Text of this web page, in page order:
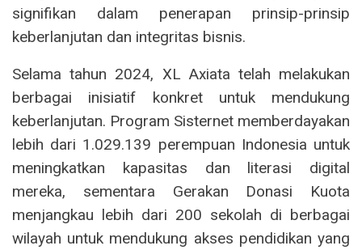
signifikan dalam penerapan prinsip-prinsip
keberlanjutan dan integritas bisnis.
Selama tahun 2024, XL Axiata telah melakukan
berbagai inisiatif konkret untuk mendukung
keberlanjutan. Program Sisternet memberdayakan
lebih dari 1.029.139 perempuan Indonesia untuk
meningkatkan kapasitas dan literasi digital
mereka, sementara Gerakan Donasi Kuota
menjangkau lebih dari 200 sekolah di berbagai
wilayah untuk mendukung akses pendidikan yang